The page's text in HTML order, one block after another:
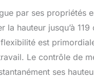
par ses propriétés
hauteur jusqu’à
est
Le contrôle de
ses